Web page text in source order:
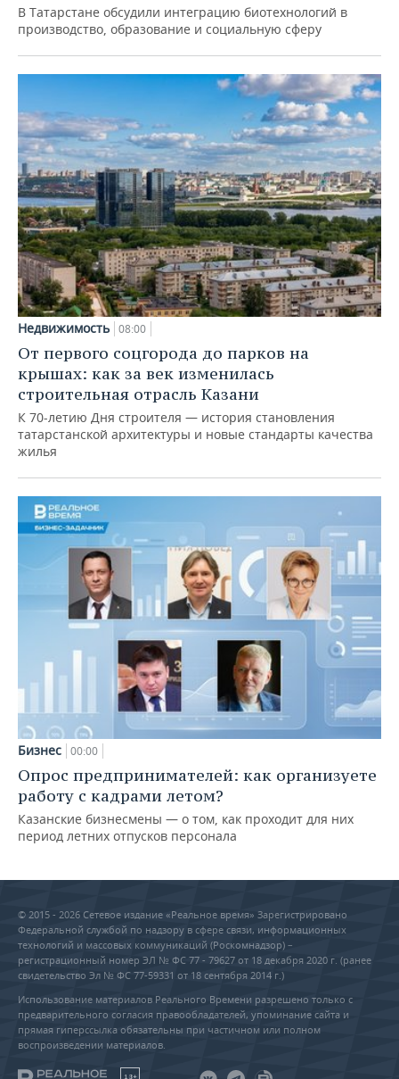
В Татарстане обсудили интеграцию биотехнологий в
производство, образование и социальную сферу
Недвижимость 08:00
От первого соцгорода до парков на
крышах: как за век изменилась
строительная отрасль Казани
К 70-летию Дня строителя — история становления
татарстанской архитектуры и новые стандарты качества
жилья
Бизнес 00:00
Опрос предпринимателей: как организуете
работу с кадрами летом?
Казанские бизнесмены — о том, как проходит для них
период летних отпусков персонала
© 2015 - 2026 Сетевое издание «Реальное время» Зарегистрировано
Федеральной службой по надзору в сфере связи, информационных
технологий и массовых коммуникаций (Роскомнадзор) –
регистрационный номер ЭЛ № ФС 77 - 79627 от 18 декабря 2020 г. (ранее
свидетельство Эл № ФС 77-59331 от 18 сентября 2014 г.)
Использование материалов Реального Времени разрешено только с
предварительного согласия правообладателей, упоминание сайта и
прямая гиперссылка обязательны при частичном или полном
воспроизведении материалов.
18+